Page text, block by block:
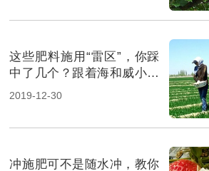
这些肥料施用“雷区”，你踩
中了几个？跟着海和威小编
一起来看看吧！
2019-12-30
冲施肥可不是随水冲，教你